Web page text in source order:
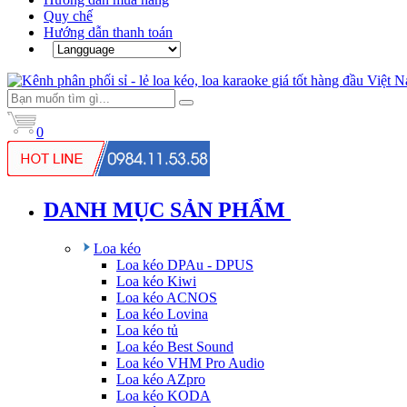
Quy chế
Hướng dẫn thanh toán
0
DANH MỤC SẢN PHẨM
Loa kéo
Loa kéo DPAu - DPUS
Loa kéo Kiwi
Loa kéo ACNOS
Loa kéo Lovina
Loa kéo tủ
Loa kéo Best Sound
Loa kéo VHM Pro Audio
Loa kéo AZpro
Loa kéo KODA